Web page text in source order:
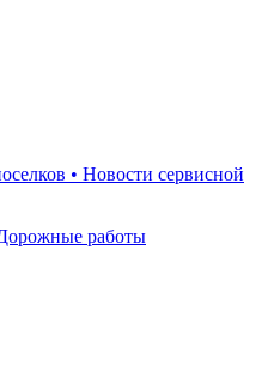
• Новости сервисной
работы